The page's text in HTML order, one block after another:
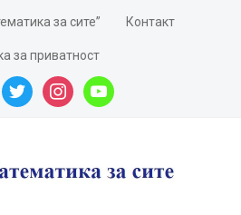
за сите” Контакт
за приватност
twitter instagramyoutube